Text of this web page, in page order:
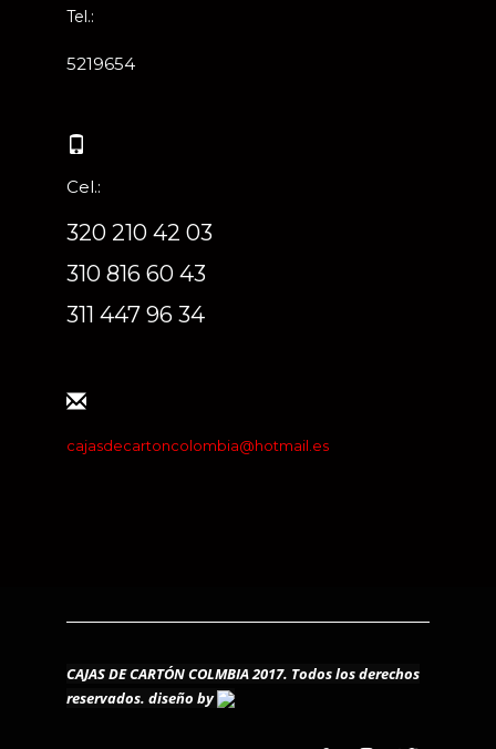
Tel.:
5219654
Cel.:
320 210 42 03
310 816 60 43
311 447 96 34
cajasdecartoncolombia@hotmail.es
CAJAS DE CARTÓN COLMBIA 2017. Todos los derechos
reservados. diseño by